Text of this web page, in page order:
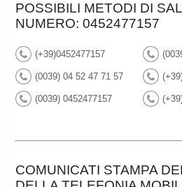
POSSIBILI METODI DI
NUMERO: 0452477157
(+39)0452477157
(0039) 04 52 47 71 57
(0039) 0452477157
COMUNICATI STAMPA